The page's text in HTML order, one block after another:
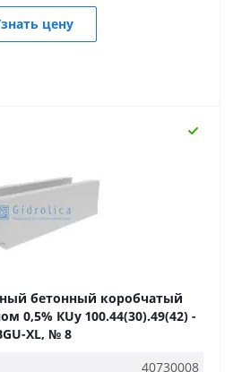
цену
бетонный коробчатый
0,5% КUу 100.44(30).49(42) -
XL, № 8
40730008